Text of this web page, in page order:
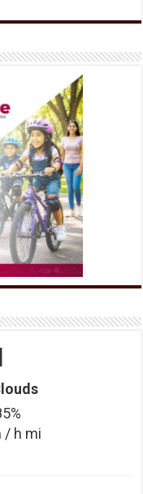
/ h mi